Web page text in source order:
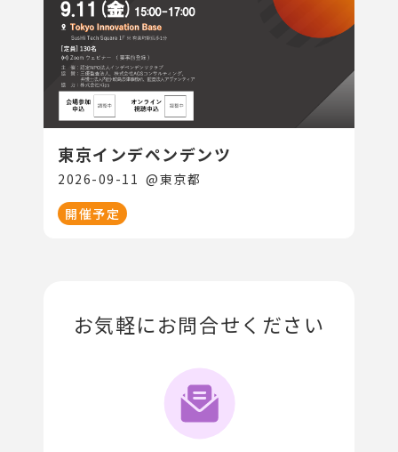
東京インデペンデンツ
2026-09-11 @東京都
開催予定
お気軽にお問合せください